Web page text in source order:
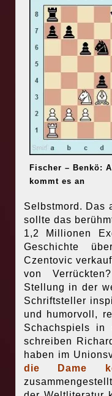
Fischer – Benkö:
kommt es an
Selbstmord. Das
sollte das
1,2 Millionen
Geschichte
Czentovic
von
Stellung in der
Schriftsteller
und humorvoll,
Schachspiels in
schreiben
haben im
die Dame